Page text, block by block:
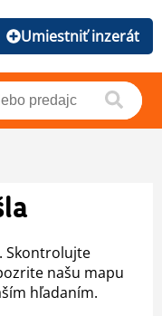
Umiestniť inzerát
Skontrolujte
našu mapu
hľadaním.